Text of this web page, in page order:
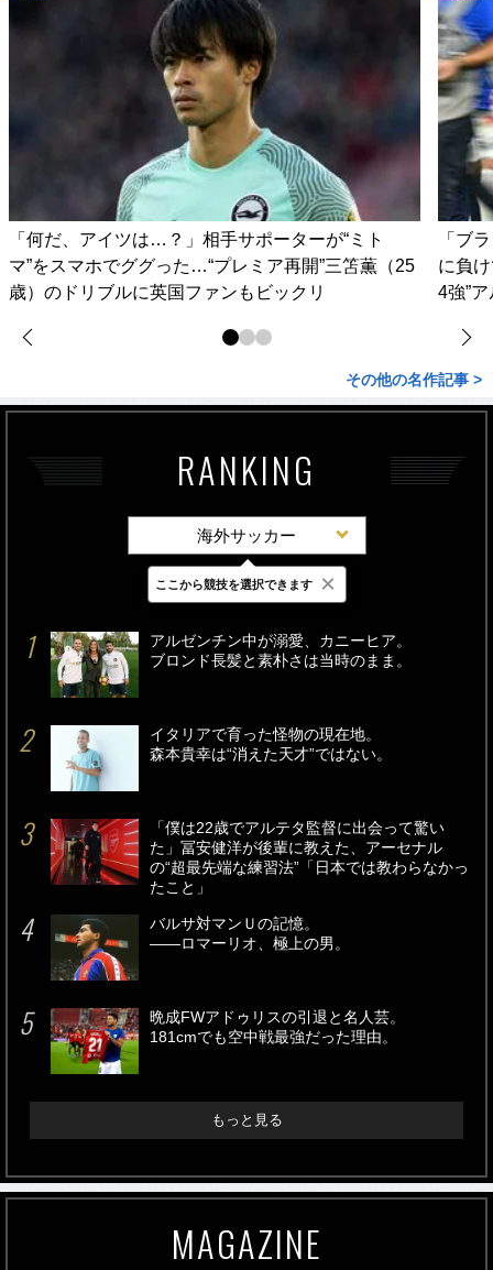
「何だ、アイツは…？」相手サポーターが“ミト
マ”をスマホでググった…“プレミア再開”三笘薫（25
歳）のドリブルに英国ファンもビックリ
「ブ
に負
4強”
その他の名作記事 >
RANKING
海外サッカー
最新 24時間 週間
アルゼンチン中が溺愛、カニーヒア。
ブロンド長髪と素朴さは当時のまま。
イタリアで育った怪物の現在地。
森本貴幸は“消えた天才”ではない。
「僕は22歳でアルテタ監督に出会って驚い
た」冨安健洋が後輩に教えた、アーセナル
の“超最先端な練習法”「日本では教わらなかっ
たこと」
バルサ対マンＵの記憶。
――ロマーリオ、極上の男。
晩成FWアドゥリスの引退と名人芸。
181cmでも空中戦最強だった理由。
もっと見る
MAGAZINE
ここから競技を選択できます ×